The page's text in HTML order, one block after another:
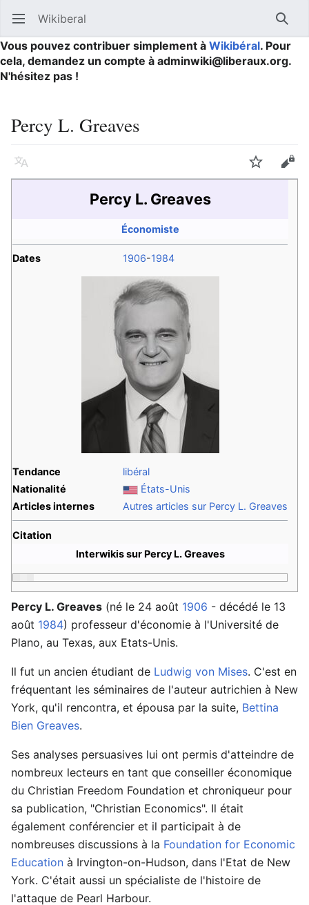
Ouvrir le menu principal Wikiberal
Vous pouvez contribuer simplement à Wikibéral. Pour
cela, demandez un compte à adminwiki@liberaux.org.
N'hésitez pas !
Percy L. Greaves
Langue Suivre
Percy L. Greaves
Économiste
Dates 1906-1984
Tendance
libéral
Nationalité
États-Unis
Articles internes
Autres articles sur Percy L. Greaves
Citation
Interwikis sur Percy L. Greaves
Percy L. Greaves (né le 24 août 1906 - décédé le 13
août 1984) professeur d'économie à l'Université de
Plano, au Texas, aux Etats-Unis.
Il fut un ancien étudiant de Ludwig von Mises. C'est en
fréquentant les séminaires de l'auteur autrichien à New
York, qu'il rencontra, et épousa par la suite, Bettina
Bien Greaves.
Ses analyses persuasives lui ont permis d'atteindre de
nombreux lecteurs en tant que conseiller économique
du Christian Freedom Foundation et chroniqueur pour
sa publication, "Christian Economics". Il était
également conférencier et il participait à de
nombreuses discussions à la Foundation for Economic
Education à Irvington-on-Hudson, dans l'Etat de New
York. C'était aussi un spécialiste de l'histoire de
l'attaque de Pearl Harbour.